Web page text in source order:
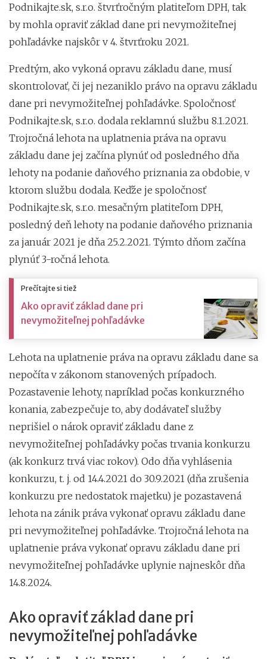
Podnikajte.sk, s.r.o. štvrťročným platiteľom DPH, tak
by mohla opraviť základ dane pri nevymožiteľnej
pohľadávke najskôr v 4. štvrťroku 2021.
Predtým, ako vykoná opravu základu dane, musí
skontrolovať, či jej nezaniklo právo na opravu základu
dane pri nevymožiteľnej pohľadávke. Spoločnosť
Podnikajte.sk, s.r.o. dodala reklamnú službu 8.1.2021.
Trojročná lehota na uplatnenia práva na opravu
základu dane jej začína plynúť od posledného dňa
lehoty na podanie daňového priznania za obdobie, v
ktorom službu dodala. Keďže je spoločnosť
Podnikajte.sk, s.r.o. mesačným platiteľom DPH,
posledný deň lehoty na podanie daňového priznania
za január 2021 je dňa 25.2.2021. Týmto dňom začína
plynúť 3-ročná lehota.
Prečítajte si tiež
Ako opraviť základ dane pri
nevymožiteľnej pohľadávke
Lehota na uplatnenie práva na opravu základu dane sa
nepočíta v zákonom stanovených prípadoch.
Pozastavenie lehoty, napríklad počas konkurzného
konania, zabezpečuje to, aby dodávateľ služby
neprišiel o nárok opraviť základu dane z
nevymožiteľnej pohľadávky počas trvania konkurzu
(ak konkurz trvá viac rokov). Odo dňa vyhlásenia
konkurzu, t. j. od 14.4.2021 do 30.9.2021 (dňa zrušenia
konkurzu pre nedostatok majetku) je pozastavená
lehota na zánik práva vykonať opravu základu dane
pri nevymožiteľnej pohľadávke. Trojročná lehota na
uplatnenie práva vykonať opravu základu dane pri
nevymožiteľnej pohľadávke uplynie najneskôr dňa
14.8.2024.
Ako opraviť základ dane pri
nevymožiteľnej pohľadávke